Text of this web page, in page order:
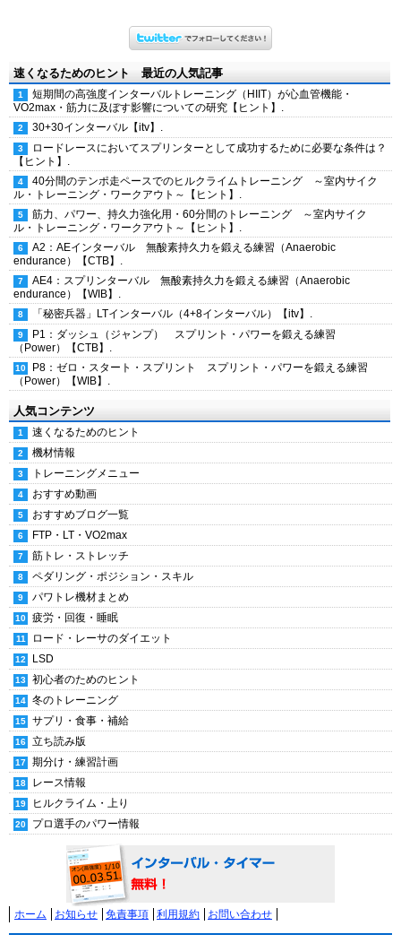
速くなるためのヒント 最近の人気記事
短期間の高強度インターバルトレーニング（HIIT）が心血管機能・
VO2max・筋力に及ぼす影響についての研究【ヒント】.
30+30インターバル【itv】.
ロードレースにおいてスプリンターとして成功するために必要な条件は？
【ヒント】.
40分間のテンポ走ペースでのヒルクライムトレーニング ～室内サイク
ル・トレーニング・ワークアウト～【ヒント】.
筋力、パワー、持久力強化用・60分間のトレーニング ～室内サイク
ル・トレーニング・ワークアウト～【ヒント】.
A2：AEインターバル 無酸素持久力を鍛える練習（Anaerobic
endurance）【CTB】.
AE4：スプリンターバル 無酸素持久力を鍛える練習（Anaerobic
endurance）【WIB】.
「秘密兵器」LTインターバル（4+8インターバル）【itv】.
P1：ダッシュ（ジャンプ） スプリント・パワーを鍛える練習
（Power）【CTB】.
P8：ゼロ・スタート・スプリント スプリント・パワーを鍛える練習
（Power）【WIB】.
人気コンテンツ
速くなるためのヒント
機材情報
トレーニングメニュー
おすすめ動画
おすすめブログ一覧
FTP・LT・VO2max
筋トレ・ストレッチ
ペダリング・ポジション・スキル
パワトレ機材まとめ
疲労・回復・睡眠
ロード・レーサのダイエット
LSD
初心者のためのヒント
冬のトレーニング
サプリ・食事・補給
立ち読み版
期分け・練習計画
レース情報
ヒルクライム・上り
プロ選手のパワー情報
ホーム お知らせ 免責事項 利用規約 お問い合わせ